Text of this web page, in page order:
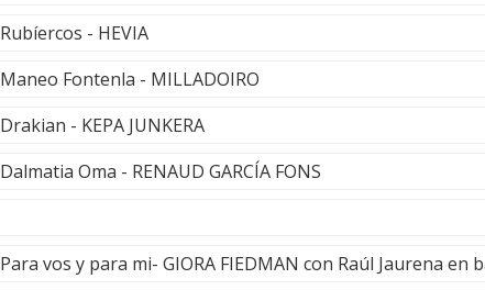
Rubíercos - HEVIA
Maneo Fontenla - MILLADOIRO
Drakian - KEPA JUNKERA
Dalmatia Oma - RENAUD GARCÍA FONS
Para vos y para mi- GIORA FIEDMAN con Raúl Jaurena en